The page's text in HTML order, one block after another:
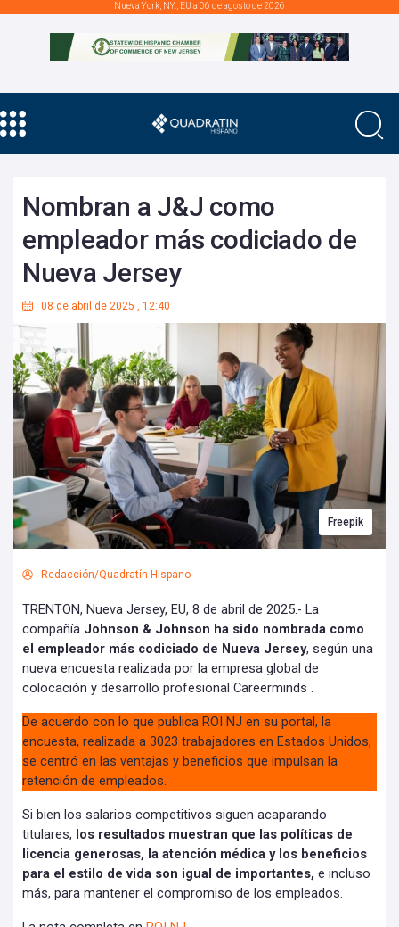
Nueva York, NY., EU a 06 de agosto de 2026
Nombran a J&J como
empleador más codiciado de
Nueva Jersey
08 de abril de 2025 , 12:40
Freepik
Redacción/Quadratín Hispano
TRENTON, Nueva Jersey, EU, 8 de abril de 2025.- La
compañía Johnson & Johnson ha sido nombrada como
el empleador más codiciado de Nueva Jersey, según una
nueva encuesta realizada por la empresa global de
colocación y desarrollo profesional Careerminds .
De acuerdo con lo que publica ROI NJ en su portal, la
encuesta, realizada a 3023 trabajadores en Estados Unidos,
se centró en las ventajas y beneficios que impulsan la
retención de empleados.
Si bien los salarios competitivos siguen acaparando
titulares, los resultados muestran que las políticas de
licencia generosas, la atención médica y los beneficios
para el estilo de vida son igual de importantes, e incluso
más, para mantener el compromiso de los empleados.